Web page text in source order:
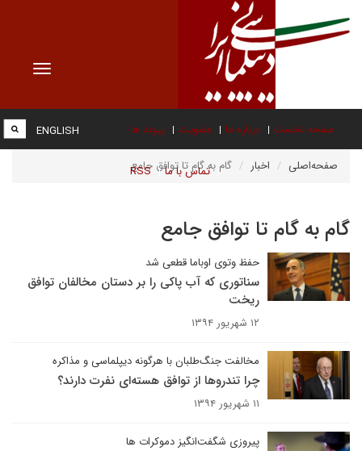
Toggle
صفحه نخست درباره ما عضویت پیوند ها
تماس با ما RSS
ENGLISH
صفحه‌اصلی اخبار گام به گام تا توافق جامع
گام به گام تا توافق جامع
حفظ وتوی اوباما قطعی شد
سناتوری که آب پاکی را بر دستان مخالفان توافق
ریخت
۱۲ شهریور ۱۳۹۴
مخالفت جنگ‌طلبان با هرگونه دیپلماسی و مذاکره
چرا تندروها از توافق هسته‌ای نفرت دارند؟
۱۱ شهریور ۱۳۹۴
پیروزی شگفت‌انگیز دموکرات ها